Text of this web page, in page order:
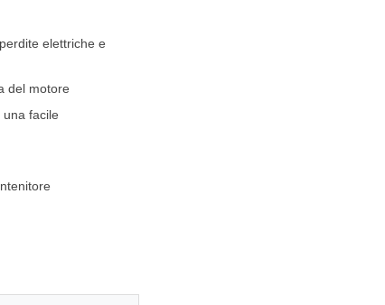
elettriche e
del motore
facile